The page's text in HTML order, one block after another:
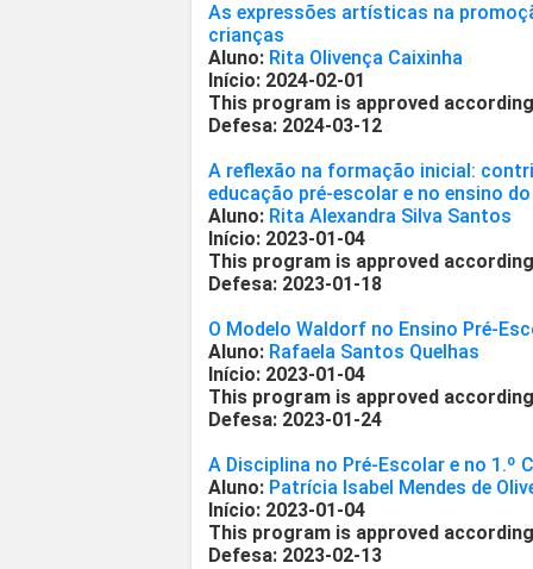
As expressões artísticas na
crianças
Aluno: Rita Olivença Caixinha
Início: 2024-02-01
This program is approved
Defesa: 2024-03-12
A reflexão na formação inicial:
educação pré-escolar e no ensino
Aluno: Rita Alexandra Silva Santos
Início: 2023-01-04
This program is approved
Defesa: 2023-01-18
O Modelo Waldorf no Ensino Pré-
Aluno: Rafaela Santos Quelhas
Início: 2023-01-04
This program is approved
Defesa: 2023-01-24
A Disciplina no Pré-Escolar e no 1.º
Aluno: Patrícia Isabel Mendes de
Início: 2023-01-04
This program is approved
Defesa: 2023-02-13